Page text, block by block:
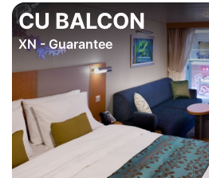
CU BALCON
XN - Guarantee